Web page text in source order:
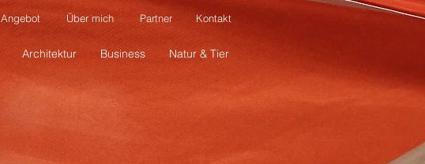
Angebot Über mich Partner Kontakt
Architektur Business Natur & Tier